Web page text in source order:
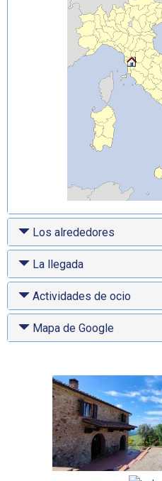
Los alrededores
La llegada
Actividades de ocio
Mapa de Google